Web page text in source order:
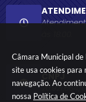
Câmara Municipal de
site usa cookies para
navegação. Ao
nossa Política de
CNPJ
20.921.664/